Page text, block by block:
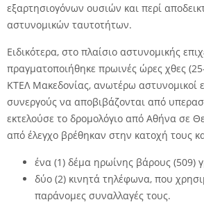
εξαρτησιογόνων ουσιών και περί
αστυνομικών ταυτοτήτων.
Ειδικότερα, στο πλαίσιο αστυνομικής
πραγματοποιήθηκε πρωινές ώρες χθες
ΚΤΕΛ Μακεδονίας, ανωτέρω αστυνομικοί
συνεργούς να αποβιβάζονται από
εκτελούσε το δρομολόγιο από Αθήνα σε
από έλεγχο βρέθηκαν στην κατοχή τους
ένα (1) δέμα ηρωίνης βάρους (509)
δύο (2) κινητά τηλέφωνα, που
παράνομες συναλλαγές τους.